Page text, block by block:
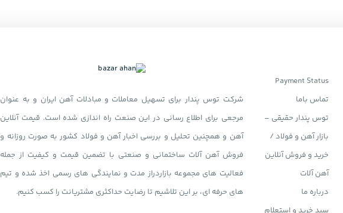
Payment Status
تماس باما
توس پندار حقیقی –
بازار آهن و فولاد /
خرید و فروش آنلاین
آهن آلات
درباره ما
شرکت توس پندار برای تسهیل معاملات و مبادلات آهن ایران و به عنوان
مرجعی برای اطلاع رسانی در این صنعت راه اندازی شده است. قیمت آنلاین
آهن و همچنین تحلیل و بررسی اخبار آهن و فولاد کشور به صورت روزانه و
فروش آهن آلات ساختمانی و صنعتی با تضمین قیمت و کیفیت از جمله
فعالیت های مجموعه بازاردراز مدت و نمایندگی های رسمی اخذ شده و تیم
های حرفه ای، بر این تلاشیم تا رضایت حداکثری مشتریانت را کسب کنیم.